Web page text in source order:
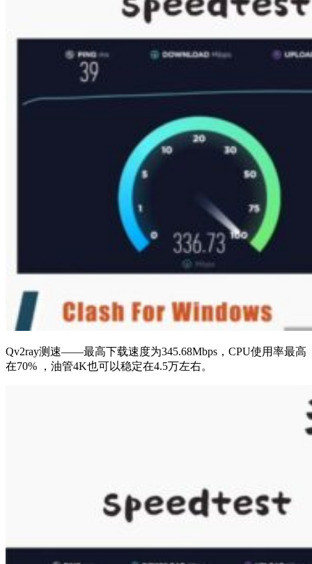
Qv2ray测速——最高下载速度为345.68Mbps，CPU使用率最高
在70% ，油管4K也可以稳定在4.5万左右。